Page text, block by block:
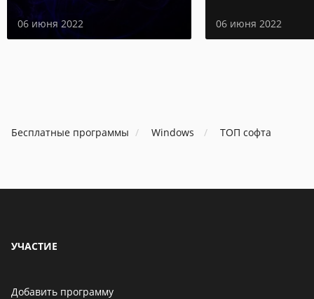
06 июня 2022 06 июня 2022
Бесплатные программы Windows ТОП софта
УЧАСТИЕ
Добавить программу